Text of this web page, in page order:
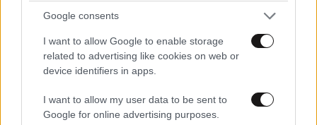
Google consents
I want to allow Google to enable storage
related to advertising like cookies on web or
device identifiers in apps.
I want to allow my user data to be sent to
Google for online advertising purposes.
LIFESTYLE 07·08·2026 06:06